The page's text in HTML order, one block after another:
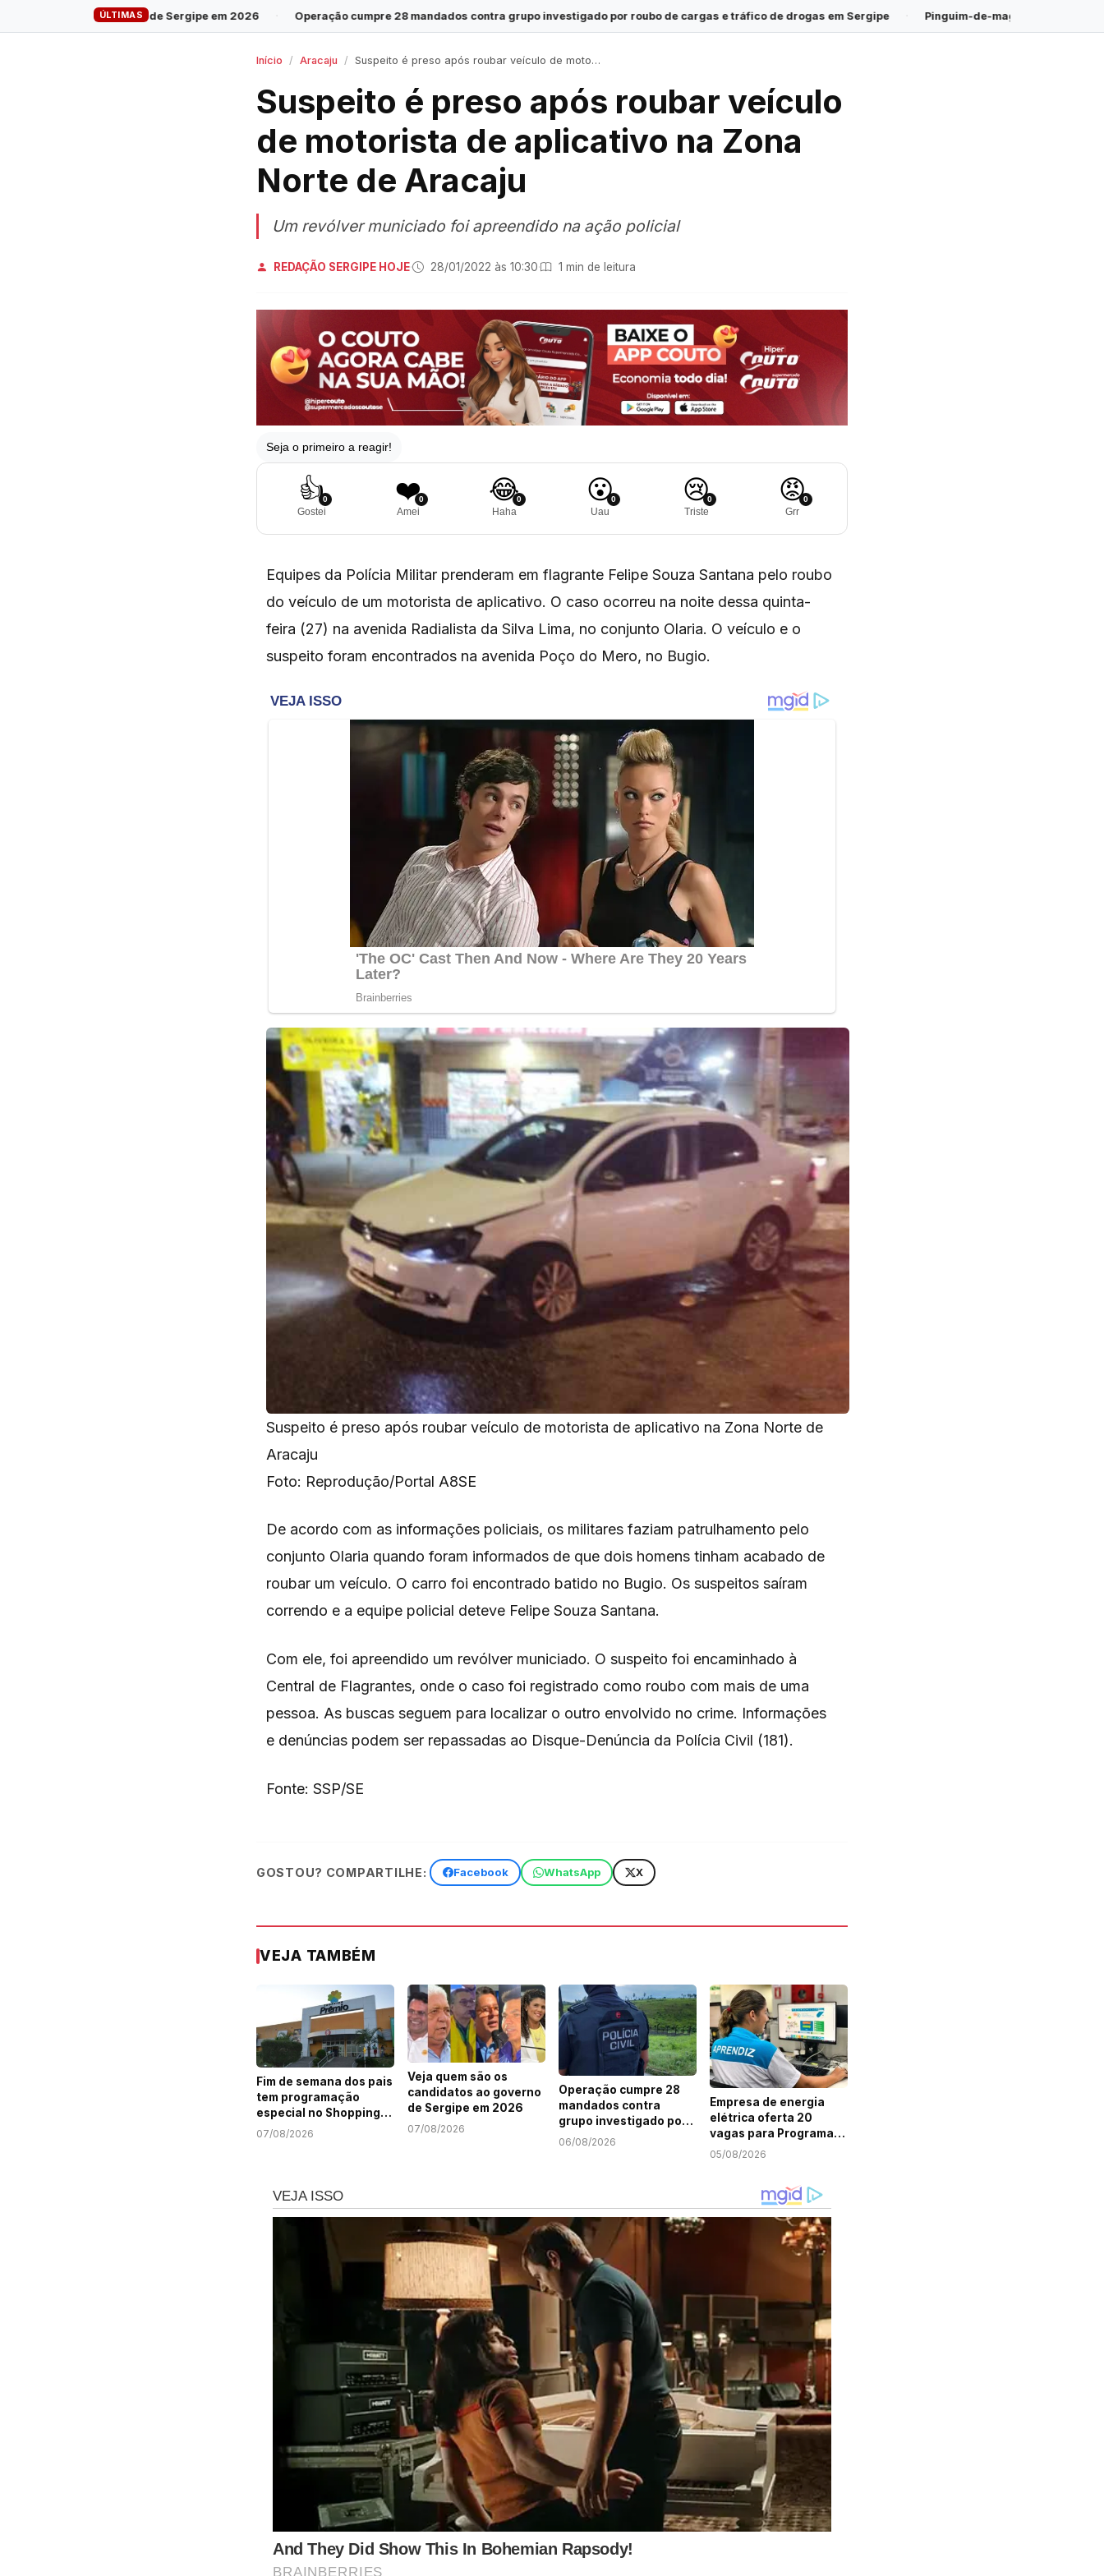
ÚLTIMAS
de Sergipe em 2026 · Operação cumpre 28 mandados contra grupo investigado por roubo de cargas e tráfico de drogas em Sergipe · Pinguim-de-magalhães é encontrado morto na Praia do
Início Aracaju Suspeito é preso após roubar veículo de motorista de aplicativo na Zona Norte de Aracaju
Suspeito é preso após roubar veículo
de motorista de aplicativo na Zona
Norte de Aracaju
Um revólver municiado foi apreendido na ação policial
REDAÇÃO SERGIPE HOJE· 28/01/2022 às 10:30· 1 min de leitura
Seja o primeiro a reagir!
👍0
Gostei
❤️0
Amei
😂0
Haha
😮0
Uau
😢0
Triste
😡0
Grr
Equipes da Polícia Militar prenderam em flagrante Felipe Souza Santana pelo roubo
do veículo de um motorista de aplicativo. O caso ocorreu na noite dessa quinta-
feira (27) na avenida Radialista da Silva Lima, no conjunto Olaria. O veículo e o
suspeito foram encontrados na avenida Poço do Mero, no Bugio.
Suspeito é preso após roubar veículo de motorista de aplicativo na Zona Norte de
Aracaju
Foto: Reprodução/Portal A8SE
De acordo com as informações policiais, os militares faziam patrulhamento pelo
conjunto Olaria quando foram informados de que dois homens tinham acabado de
roubar um veículo. O carro foi encontrado batido no Bugio. Os suspeitos saíram
correndo e a equipe policial deteve Felipe Souza Santana.
Com ele, foi apreendido um revólver municiado. O suspeito foi encaminhado à
Central de Flagrantes, onde o caso foi registrado como roubo com mais de uma
pessoa. As buscas seguem para localizar o outro envolvido no crime. Informações
e denúncias podem ser repassadas ao Disque-Denúncia da Polícia Civil (181).
Fonte: SSP/SE
GOSTOU? COMPARTILHE: Facebook WhatsApp X
VEJA TAMBÉM
Fim de semana dos pais
tem programação
especial no Shopping
Prêmio
07/08/2026
Veja quem são os
candidatos ao governo
de Sergipe em 2026
07/08/2026
Operação cumpre 28
mandados contra
grupo investigado por
roubo de cargas e
06/08/2026
Empresa de energia
elétrica oferta 20
vagas para Programa
Jovem Aprendiz em
05/08/2026